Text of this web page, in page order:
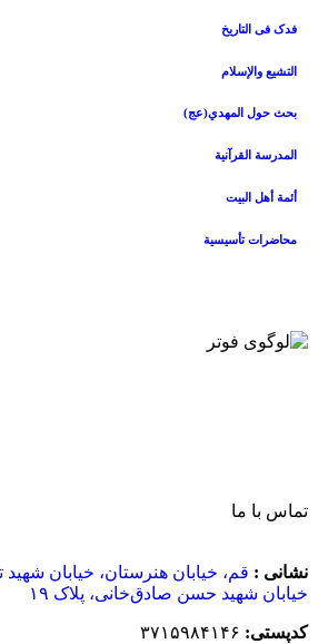
فدک فی التاریخ
التشیع والإسلام
بحث حول المهدي(عج)
المدرسة القرآنیة
أئمة أهل البیت
محاضرات تأسیسیة
تماس با ما
نشانی : قم، خیابان هنرستان، خیابان
خیابان شهید حسن صادق‌خانی، پلاک ١٩
کدپستی: